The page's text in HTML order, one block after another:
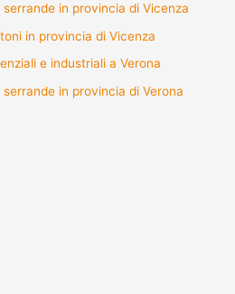
in provincia di Vicenza
in provincia di Vicenza
e industriali a Verona
in provincia di Verona